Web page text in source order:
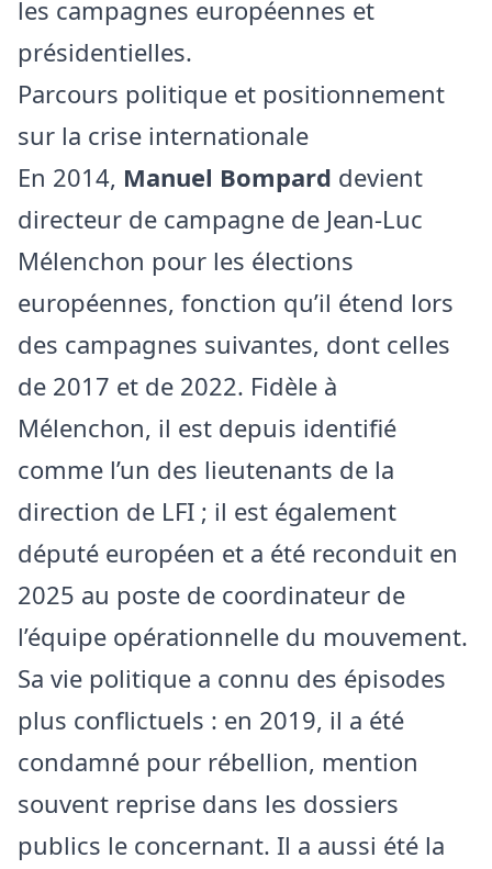
les campagnes européennes et
présidentielles.
Parcours politique et positionnement
sur la crise internationale
En 2014, Manuel Bompard devient
directeur de campagne de Jean‑Luc
Mélenchon pour les élections
européennes, fonction qu’il étend lors
des campagnes suivantes, dont celles
de 2017 et de 2022. Fidèle à
Mélenchon, il est depuis identifié
comme l’un des lieutenants de la
direction de LFI ; il est également
député européen et a été reconduit en
2025 au poste de coordinateur de
l’équipe opérationnelle du mouvement.
Sa vie politique a connu des épisodes
plus conflictuels : en 2019, il a été
condamné pour rébellion, mention
souvent reprise dans les dossiers
publics le concernant. Il a aussi été la